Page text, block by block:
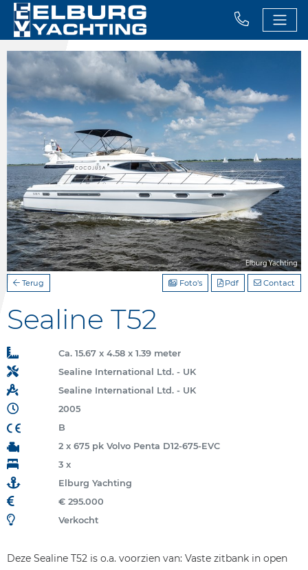
Terug Contact
Pdf
Foto's
Sealine T52
Ca. 15.67 x 4.58 x 1.39 meter
Sealine International Ltd. - UK
Sealine International Ltd. - UK
2005
B
2 x 675 pk Volvo Penta D12-675-EVC
3 x
Elburg Yachting
€ 295.000
Verkocht
Deze Sealine T52 is o.a. voorzien van: Vaste zitbank in open